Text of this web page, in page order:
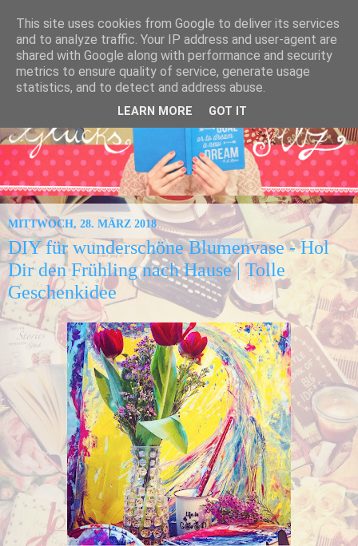
MITTWOCH, 28. MÄRZ 2018
DIY für wunderschöne Blumenvase - Hol
Dir den Frühling nach Hause | Tolle
Geschenkidee
This site uses cookies from Google to deliver its services
and to analyze traffic. Your IP address and user-agent are
shared with Google along with performance and security
metrics to ensure quality of service, generate usage
statistics, and to detect and address abuse.
LEARN MORE GOT IT